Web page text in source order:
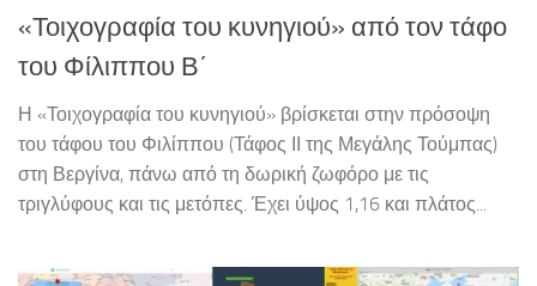
«Τοιχογραφία του κυνηγιού» από τον τάφο
του Φίλιππου Β΄
Η «Τοιχογραφία του κυνηγιού» βρίσκεται στην πρόσοψη
του τάφου του Φιλίππου (Τάφος ΙΙ της Μεγάλης Τούμπας)
στη Βεργίνα, πάνω από τη δωρική ζωφόρο με τις
τριγλύφους και τις μετόπες. Έχει ύψος 1,16 και πλάτος...